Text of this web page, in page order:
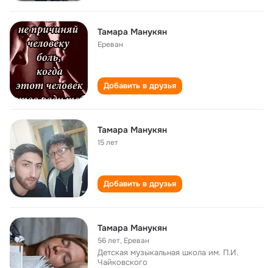
Тамара Манукян
Ереван
Добавить в друзья
Тамара Манукян
15 лет
Добавить в друзья
Тамара Манукян
56 лет, Ереван
Детская музыкальная школа им. П.И.
Чайковского